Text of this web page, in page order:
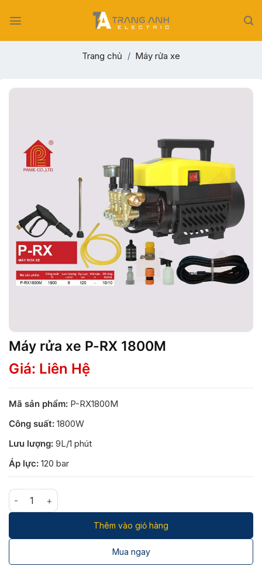
Trang chủ / Máy rửa xe
Máy rửa xe P-RX 1800M
Giá: Liên Hệ
Mã sản phẩm: P-RX1800M
Công suất: 1800W
Lưu lượng: 9L/1 phút
Áp lực: 120 bar
Máy rửa xe P-RX 1800M số lượng
Thêm vào giỏ hàng
Mua ngay